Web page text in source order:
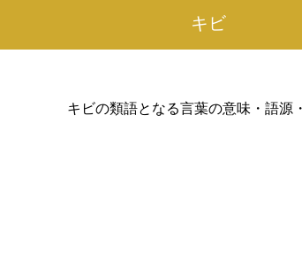
キビ
キビの類語となる言葉の意味・語源